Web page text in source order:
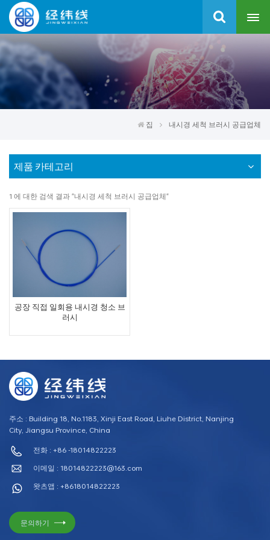
집 내시경 세척 브러시 공급업체
제품 카테고리
1 에 대한 검색 결과 "내시경 세척 브러시 공급업체"
공장 직접 일회용 내시경 청소 브
러시
주소 : Building 18, No.1183, Xinji East Road, Liuhe District, Nanjing
City, Jiangsu Province, China
전화 : +86 -18014822223
이메일 : 18014822223@163.com
왓츠앱 : +8618014822223
문의하기